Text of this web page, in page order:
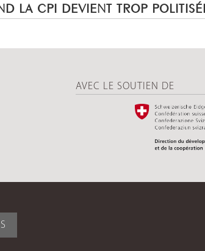
LA CPI DEVIENT TROP
AVEC LE SOUTIEN DE